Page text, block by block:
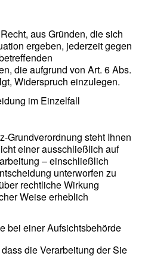
aus Gründen, die sich
ergeben, jederzeit gegen
die aufgrund von Art. 6 Abs.
Widerspruch einzulegen.
im Einzelfall
Grundverordnung steht Ihnen
einer ausschließlich auf
– einschließlich
unterworfen zu
rechtliche Wirkung
Weise erheblich
bei einer Aufsichtsbehörde
die Verarbeitung der Sie